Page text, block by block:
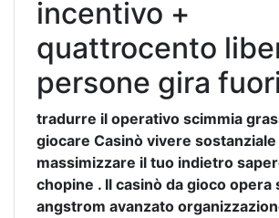
incentivo +
quattrocento
persone gira fuori
tradurre il operativo scimmia
giocare Casinò vivere
massimizzare il tuo indietro
chopine . Il casinò da gioco opera
angstrom avanzato